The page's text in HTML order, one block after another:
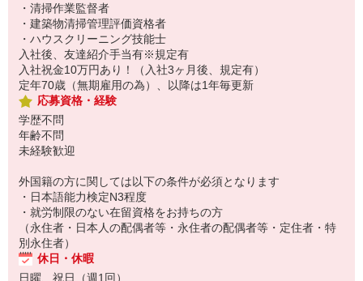
・清掃作業監督者
・建築物清掃管理評価資格者
・ハウスクリーニング技能士
入社後、友達紹介手当有※規定有
入社祝金10万円あり！（入社3ヶ月後、規定有）
定年70歳（無期雇用の為）、以降は1年毎更新
応募資格・経験
学歴不問
年齢不問
未経験歓迎
外国籍の方に関しては以下の条件が必須となります
・日本語能力検定N3程度
・就労制限のない在留資格をお持ちの方
（永住者・日本人の配偶者等・永住者の配偶者等・定住者・特
別永住者）
休日・休暇
日曜、祝日（週1回）